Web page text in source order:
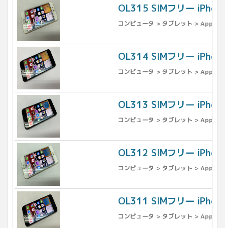
OL315 SIMフリー
コンピュータ > タブレット > Apple
OL314 SIMフリー
コンピュータ > タブレット > Apple
OL313 SIMフリー
コンピュータ > タブレット > Apple
OL312 SIMフリー
コンピュータ > タブレット > Apple
OL311 SIMフリー
コンピュータ > タブレット > Apple